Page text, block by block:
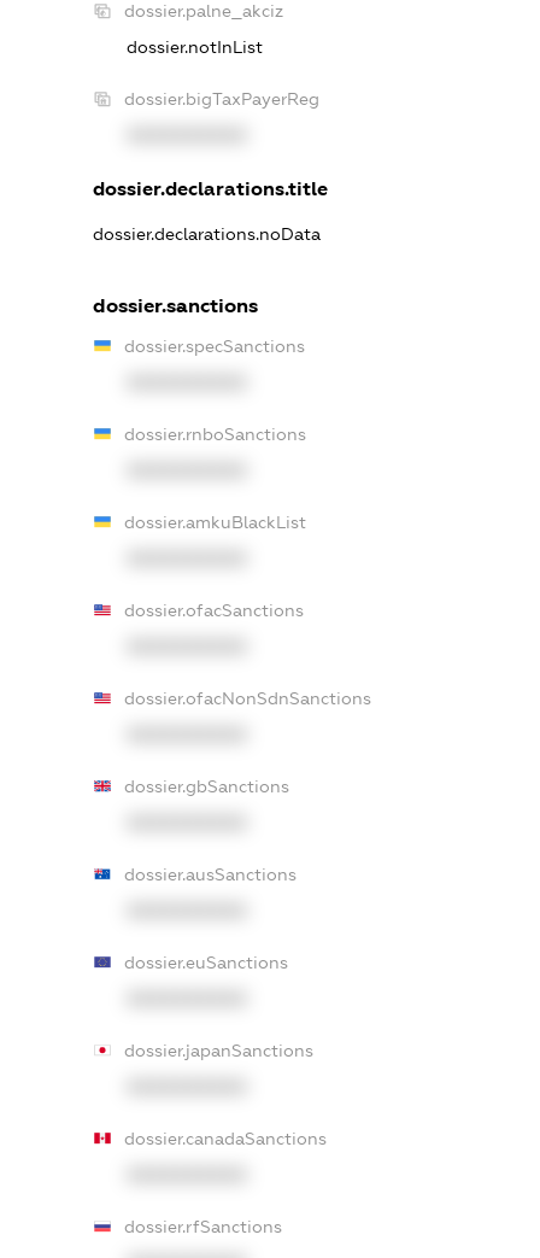
dossier.palne_akciz
dossier.notInList
dossier.bigTaxPayerReg
dossier.declarations.title
dossier.declarations.noData
dossier.sanctions
dossier.specSanctions
dossier.rnboSanctions
dossier.amkuBlackList
dossier.ofacSanctions
dossier.ofacNonSdnSanctions
dossier.gbSanctions
dossier.ausSanctions
dossier.euSanctions
dossier.japanSanctions
dossier.canadaSanctions
dossier.rfSanctions